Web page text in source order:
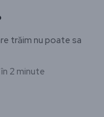
trăim nu poate sa
2 minute